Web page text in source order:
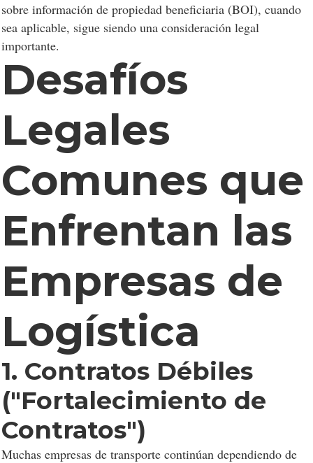
sobre información de propiedad beneficiaria (BOI), cuando
sea aplicable, sigue siendo una consideración legal
importante.
Desafíos
Legales
Comunes que
Enfrentan las
Empresas de
Logística
1. Contratos Débiles
("Fortalecimiento de
Contratos")
Muchas empresas de transporte continúan dependiendo de